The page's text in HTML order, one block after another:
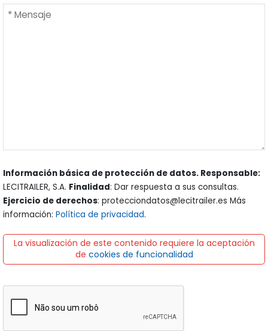
Información básica de protección de datos. Responsable:
LECITRAILER, S.A. Finalidad: Dar respuesta a sus consultas.
Ejercicio de derechos: protecciondatos@lecitrailer.es Más
información: Política de privacidad.
La visualización de este contenido requiere la aceptación
de cookies de funcionalidad